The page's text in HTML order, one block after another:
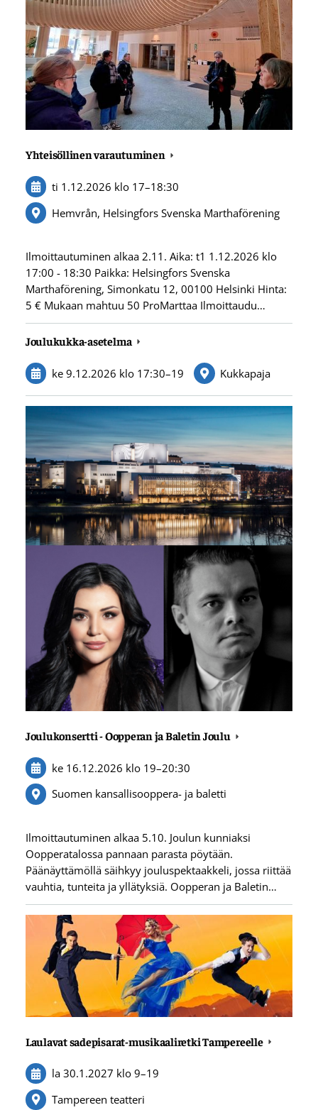
Yhteisöllinen varautuminen
ti 1.12.2026 klo 17–18:30
Hemvrån, Helsingfors Svenska Marthaförening
Ilmoittautuminen alkaa 2.11. Aika: t1 1.12.2026 klo
17:00 - 18:30 Paikka: Helsingfors Svenska
Marthaförening, Simonkatu 12, 00100 Helsinki Hinta:
5 € Mukaan mahtuu 50 ProMarttaa Ilmoittaudu…
Joulukukka-asetelma
ke 9.12.2026 klo 17:30–19 Kukkapaja
Joulukonsertti - Oopperan ja Baletin Joulu
ke 16.12.2026 klo 19–20:30
Suomen kansallisooppera- ja baletti
Ilmoittautuminen alkaa 5.10. Joulun kunniaksi
Oopperatalossa pannaan parasta pöytään.
Päänäyttämöllä säihkyy jouluspektaakkeli, jossa riittää
vauhtia, tunteita ja yllätyksiä. Oopperan ja Baletin…
Laulavat sadepisarat-musikaaliretki Tampereelle
la 30.1.2027 klo 9–19
Tampereen teatteri